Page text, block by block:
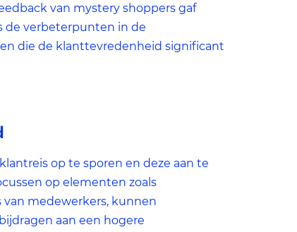
van mystery shoppers gaf
de verbeterpunten in de
die de klanttevredenheid significant
op te sporen en deze aan te
op elementen zoals
medewerkers, kunnen
aan een hogere